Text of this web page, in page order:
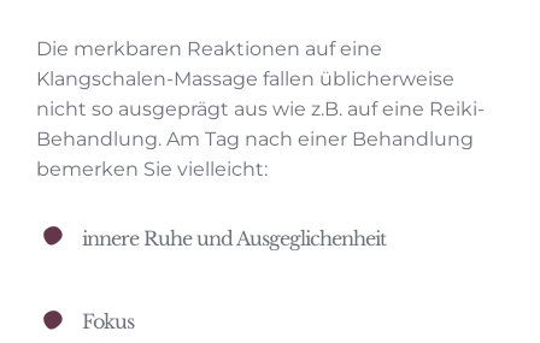
Die merkbaren Reaktionen auf eine
Klangschalen-Massage fallen üblicherweise
nicht so ausgeprägt aus wie z.B. auf eine Reiki-
Behandlung. Am Tag nach einer Behandlung
bemerken Sie vielleicht:
innere Ruhe und Ausgeglichenheit
Fokus